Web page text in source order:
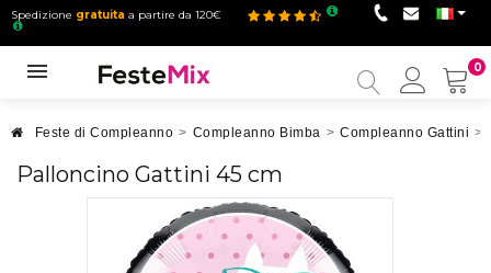
Spedizione gratuita a partire da 120€
0
mio
Feste di Compleanno > Compleanno Bimba > Compleanno Gattini >
Palloncino Gattini 45 cm